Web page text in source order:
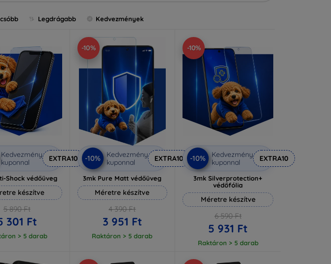
Legdrágabb Kedvezmények
Kedvezmény
kuponnal
EXTRA10
Shock védőüveg
készítve
5 890 Ft
301 Ft
> 5 darab
-10%
-10%
Kedvezmény
kuponnal
EXTRA10
3mk Pure Matt védőüveg
Méretre készítve
4 390 Ft
3 951 Ft
Raktáron > 5 darab
-10%
-10%
Kedvezmény
kuponnal
EXTRA10
3mk Silverprotection+
védőfólia
Méretre készítve
6 590 Ft
5 931 Ft
Raktáron > 5 darab